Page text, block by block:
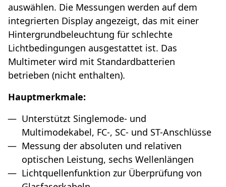
auswählen. Die Messungen werden auf dem
integrierten Display angezeigt, das mit einer
Hintergrundbeleuchtung für schlechte
Lichtbedingungen ausgestattet ist. Das
Multimeter wird mit Standardbatterien
betrieben (nicht enthalten).
Hauptmerkmale:
Unterstützt Singlemode- und
Multimodekabel, FC-, SC- und ST-Anschlüsse
Messung der absoluten und relativen
optischen Leistung, sechs Wellenlängen
Lichtquellenfunktion zur Überprüfung von